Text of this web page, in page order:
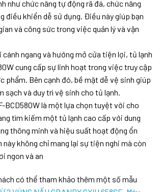
như chức năng tự động rã đá, chức năng
điều khiển dễ sử dụng. Điều này giúp bạn
và công sức trong việc quản lý và vận
ngang và hướng mở cửa tiện lợi, tủ lạnh
cung cấp sự linh hoạt trong việc truy cập
phẩm. Bên cạnh đó, bề mặt dễ vệ sinh giúp
sạch và duy trì vệ sinh cho tủ lạnh.
BCD580W là một lựa chọn tuyệt vời cho
tìm kiếm một tủ lạnh cao cấp với dung
thông minh và hiệu suất hoạt động ổn
này không chỉ mang lại sự tiện nghi mà còn
ngon và an
có thể tham khảo thêm một số mẫu